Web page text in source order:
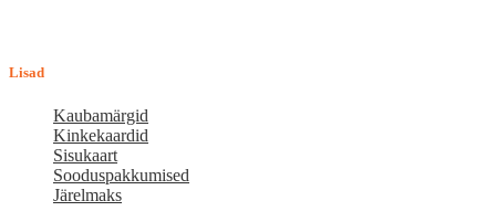
Lisad
Kaubamärgid
Kinkekaardid
Sisukaart
Sooduspakkumised
Järelmaks